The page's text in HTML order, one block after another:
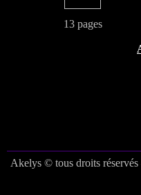
13 pages
Akelys © tous droits